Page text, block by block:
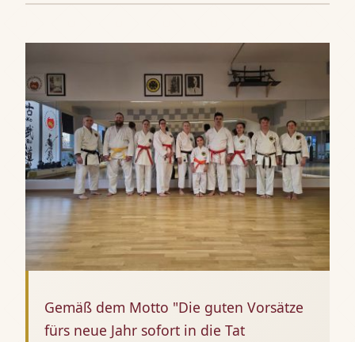
Gemäß dem Motto "Die guten Vorsätze
fürs neue Jahr sofort in die Tat